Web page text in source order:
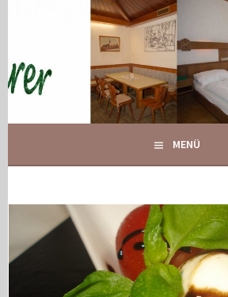
GASTHOF
IHR GASTHOF IN GLOGGNITZ
MENÜ